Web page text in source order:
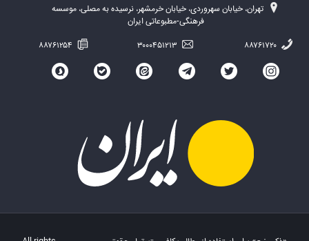
تهران، خیابان سهروردی، خیابان خرمشهر، نرسیده به مصلی، موسسه
فرهنگی-مطبوعاتی ایران